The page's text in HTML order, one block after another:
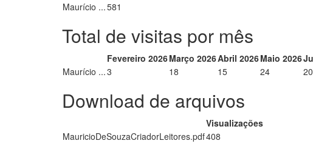
Maurício ...581
Total de visitas por mês
Fevereiro 2026Março 2026Abril 2026Maio 2026
Maurício ...3 18 15 24 20
Download de arquivos
Visualizações
MauricioDeSouzaCriadorLeitores.pdf408